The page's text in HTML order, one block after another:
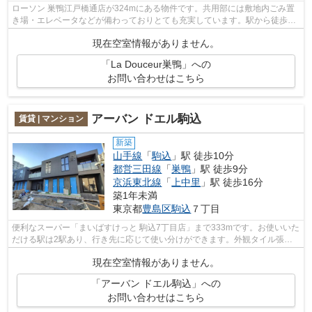
ローソン 巣鴨江戸橋通店が324mにある物件です。共用部には敷地内ごみ置
き場・エレベータなどが備わっておりとても充実しています。駅から徒歩4
分というアクセス良好な駅近物件はいか...
現在空室情報がありません。
「La Douceur巣鴨」への
お問い合わせはこちら
賃貸 | マンション アーバン ドエル駒込
新築
山手線 「駒込 」駅 徒歩10分
都営三田線 「巣鴨 」駅 徒歩9分
京浜東北線 「上中里 」駅 徒歩16分
築1年未満
東京都豊島区駒込 ７丁目
便利なスーパー「まいばすけっと 駒込7丁目店」まで333mです。お使いいた
だける駅は2駅あり、行き先に応じて使い分けができます。外観タイル張り
現在空室情報がありません。
「アーバン ドエル駒込」への
お問い合わせはこちら